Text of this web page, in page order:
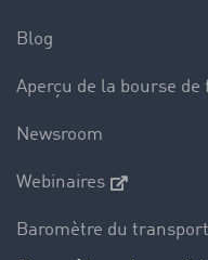
Blog
Aperçu de la bourse de
Newsroom
Webinaires
Baromètre du transport